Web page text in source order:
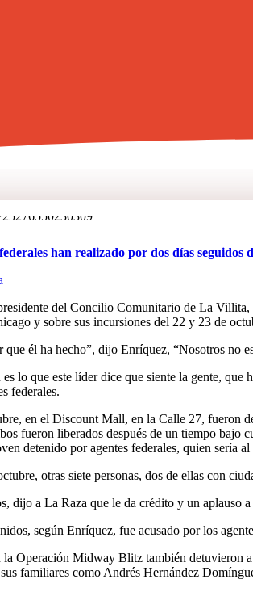
han realizado por dos días
del Concilio Comunitario de La
y sobre sus incursiones del 22 y 23 de
que él ha hecho”, dijo Enríquez, “Nosotros no
lo que este líder dice que siente la gente,
federales.
en el Discount Mall, en la Calle 27, fueron
fueron liberados después de un tiempo bajo
detenido por agentes federales, quien sería
otras siete personas, dos de ellas con
dijo a La Raza que le da crédito y un aplauso
según Enríquez, fue acusado por los
Operación Midway Blitz también detuvieron
familiares como Andrés Hernández